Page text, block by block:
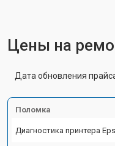
Цены на
Дата обновления
Поломка
Диагностика принтера